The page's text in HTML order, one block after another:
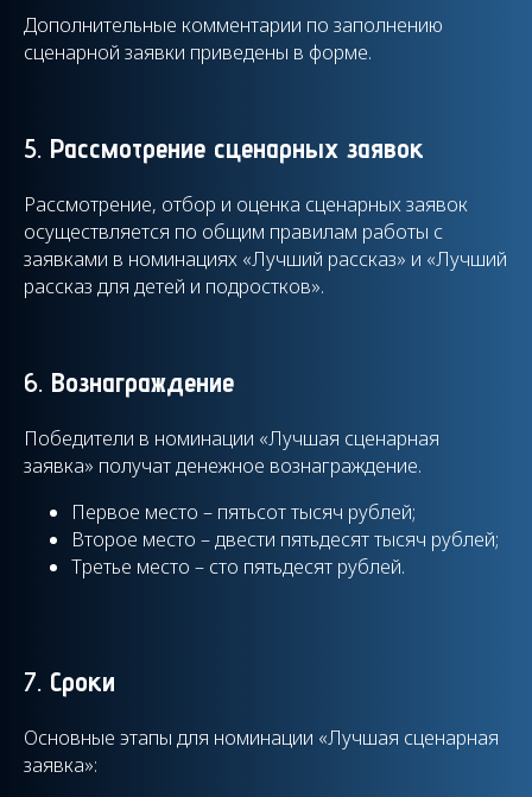
Дополнительные комментарии по заполнению
сценарной заявки приведены в форме.
5. Рассмотрение сценарных заявок
Рассмотрение, отбор и оценка сценарных заявок
осуществляется по общим правилам работы с
заявками в номинациях «Лучший рассказ» и «Лучший
рассказ для детей и подростков».
6. Вознаграждение
Победители в номинации «Лучшая сценарная
заявка» получат денежное вознаграждение.
Первое место – пятьсот тысяч рублей;
Второе место – двести пятьдесят тысяч рублей;
Третье место – сто пятьдесят рублей.
7. Сроки
Основные этапы для номинации «Лучшая сценарная
заявка»: